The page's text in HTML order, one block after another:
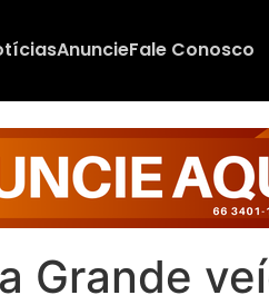
AnuncieFale Conosco
Grande